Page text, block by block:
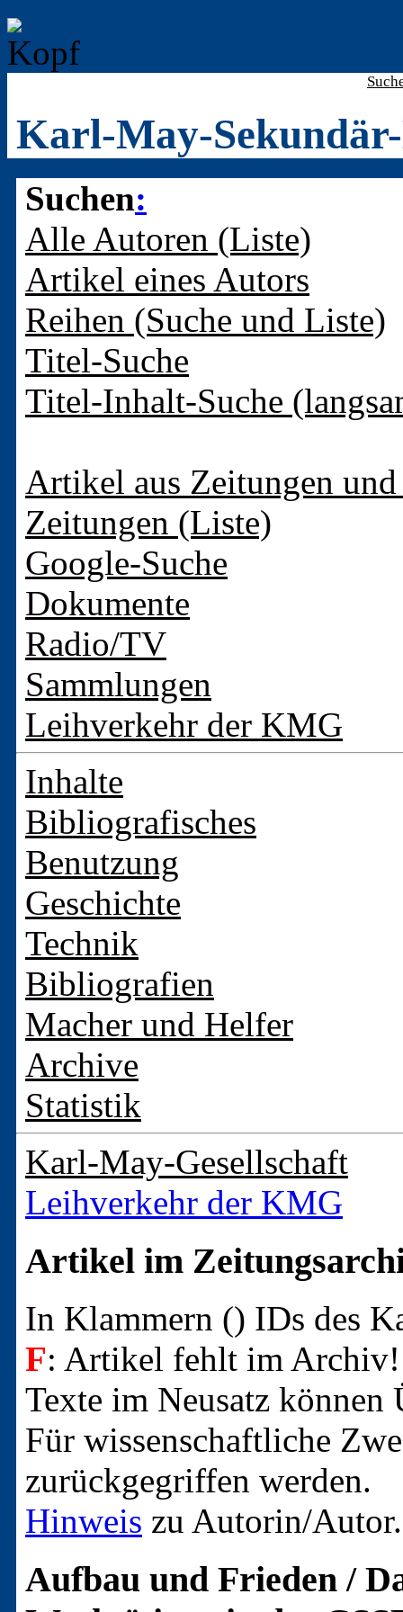
Karl-May-
Suchen:
Alle Autoren (Liste)
Artikel eines Autors
Reihen (Suche und Liste)
Titel-Suche
Titel-Inhalt-Suche
Artikel aus Zeitungen
Zeitungen (Liste)
Google-Suche
Dokumente
Radio/TV
Sammlungen
Leihverkehr der KMG
Inhalte
Bibliografisches
Benutzung
Geschichte
Technik
Bibliografien
Macher und Helfer
Archive
Statistik
Karl-May-Gesellschaft
Leihverkehr der KMG
Artikel im
In Klammern () IDs des
F: Artikel fehlt im Archiv!
Texte im Neusatz können
Für wissenschaftliche
zurückgegriffen werden.
Hinweis zu Autorin/Autor.
Aufbau und Frieden /